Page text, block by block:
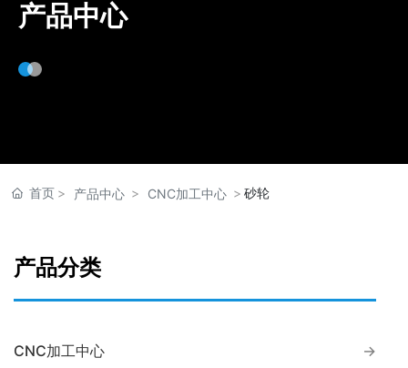
产品中心
首页 产品中心 CNC加工中心 砂轮
产品分类
CNC加工中心